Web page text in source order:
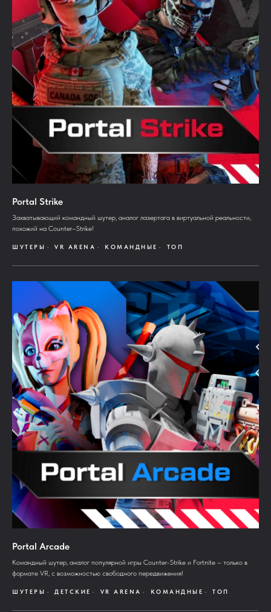
Portal Strike
Захватывающий командный шутер, аналог лазертага в виртуальной реальности,
похожий на Counter–Strike!
ШУТЕРЫ VR ARENA КОМАНДНЫЕ ТОП
Portal Arcade
Командный шутер, аналог популярной игры Counter-Strike и Fortnite – только в
формате VR, с возможностью свободного передвижения!
ШУТЕРЫ ДЕТСКИЕ VR ARENA КОМАНДНЫЕ ТОП